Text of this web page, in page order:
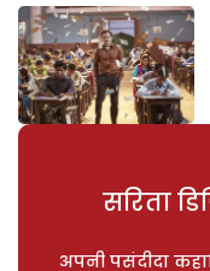
सरिता
अपनी पसंदीदा